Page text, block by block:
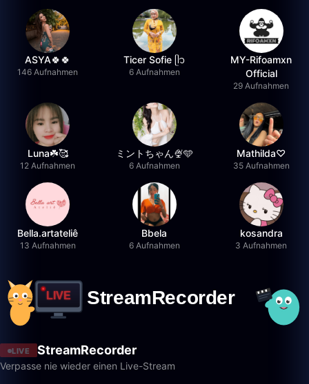
ASYA🍀🍀
146 Aufnahmen
Ticer Sofie ᥫ᭡
6 Aufnahmen
MY-Rifoamxn
Official
29 Aufnahmen
Luna☘️🥰
12 Aufnahmen
ミントちゃん🍨🩵
6 Aufnahmen
Mathilda♡︎
35 Aufnahmen
Bella.artateliê
13 Aufnahmen
Bbela
6 Aufnahmen
kosandra
3 Aufnahmen
LIVE StreamRecorder
Verpasse nie wieder einen Live-Stream